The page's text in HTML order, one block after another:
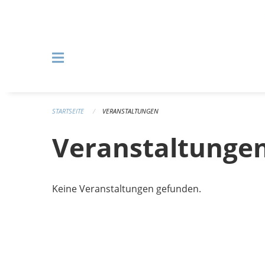
STARTSEITE VERANSTALTUNGEN
Keine Veranstaltungen gefunden.